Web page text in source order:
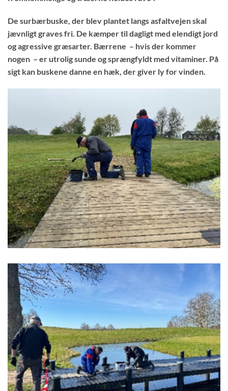
De surbærbuske, der blev plantet langs asfaltvejen skal
jævnligt graves fri. De kæmper til dagligt med elendigt jord
og agressive græsarter. Bærrene – hvis der kommer
nogen – er utrolig sunde og sprængfyldt med vitaminer. På
sigt kan buskene danne en hæk, der giver ly for vinden.